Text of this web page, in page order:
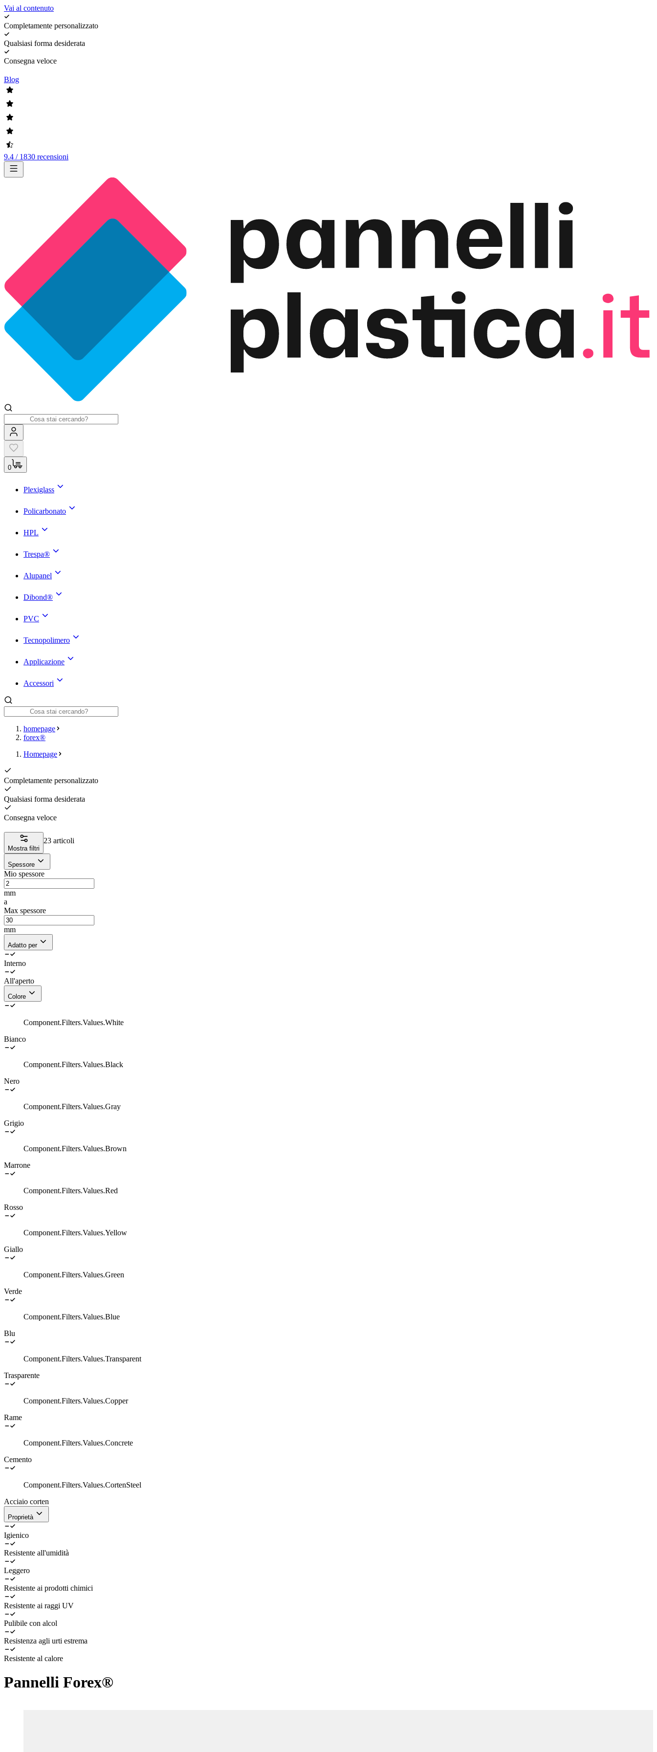
Vai al contenuto
Completamente personalizzato
Qualsiasi forma desiderata
Consegna veloce
Blog
9.4 / 1830 recensioni
0
Plexiglass
Policarbonato
HPL
Trespa®
Alupanel
Dibond®
PVC
Tecnopolimero
Applicazione
Accessori
homepage
forex®
Homepage
Completamente personalizzato
Qualsiasi forma desiderata
Consegna veloce
Mostra filtri
23 articoli
Spessore
Mio spessore
mm
a
Max spessore
mm
Adatto per
Interno
All'aperto
Colore
Component.Filters.Values.White
Bianco
Component.Filters.Values.Black
Nero
Component.Filters.Values.Gray
Grigio
Component.Filters.Values.Brown
Marrone
Component.Filters.Values.Red
Rosso
Component.Filters.Values.Yellow
Giallo
Component.Filters.Values.Green
Verde
Component.Filters.Values.Blue
Blu
Component.Filters.Values.Transparent
Trasparente
Component.Filters.Values.Copper
Rame
Component.Filters.Values.Concrete
Cemento
Component.Filters.Values.CortenSteel
Acciaio corten
Proprietà
Igienico
Resistente all'umidità
Leggero
Resistente ai prodotti chimici
Resistente ai raggi UV
Pulibile con alcol
Resistenza agli urti estrema
Resistente al calore
Pannelli Forex®